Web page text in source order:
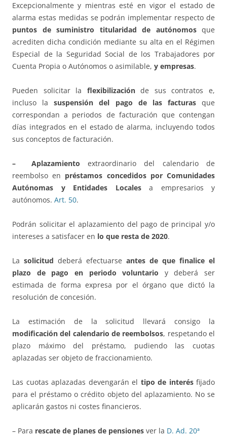
Excepcionalmente y mientras esté en vigor el estado de
alarma estas medidas se podrán implementar respecto de
puntos de suministro titularidad de autónomosque
acrediten dicha condición mediante su alta en el Régimen
Especial de la Seguridad Social de los Trabajadores por
Cuenta Propia o Autónomos o asimilable, y empresas.
Pueden solicitar la flexibilizaciónde sus contratos e,
incluso lasuspensión del pago de las facturasque
correspondan a periodos de facturación que contengan
días integrados en el estado de alarma, incluyendo todos
sus conceptos de facturación.
– Aplazamiento extraordinario del calendario de
reembolso en préstamos concedidos por Comunidades
Autónomas y Entidades Locales a empresarios y
autónomos. Art. 50.
Podrán solicitar el aplazamiento del pago de principal y/o
intereses a satisfacer en lo que resta de 2020.
La solicitud deberá efectuarse antes de que finalice el
plazo de pago en periodo voluntario y deberá ser
estimada de forma expresa por el órgano que dictó la
resolución de concesión.
La estimación de la solicitud llevará consigo la
modificación del calendario de reembolsos, respetando el
plazo máximo del préstamo, pudiendo las cuotas
aplazadas ser objeto de fraccionamiento.
Las cuotas aplazadas devengarán el tipo de interésfijado
para el préstamo o crédito objeto del aplazamiento. No se
aplicarán gastos ni costes financieros.
– Para rescate de planes de pensiones ver la D. Ad. 20ª